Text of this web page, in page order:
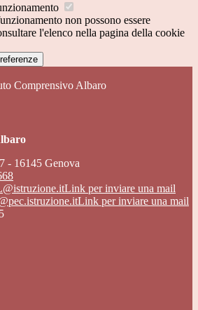
non possono essere
l'elenco nella pagina della cookie
Comprensivo Albaro
- 16145 Genova
Link per inviare una mail
Link per inviare una mail